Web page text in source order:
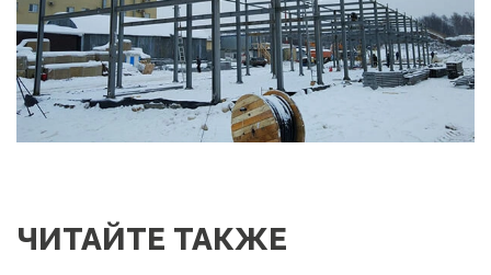
ЧИТАЙТЕ ТАКЖЕ